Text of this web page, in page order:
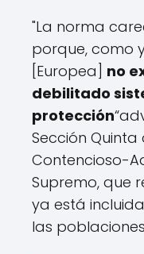
"La norma
porque, como
[Europea] no
debilitado
protección
Sección
Contencioso-
Supremo, que
ya está
las